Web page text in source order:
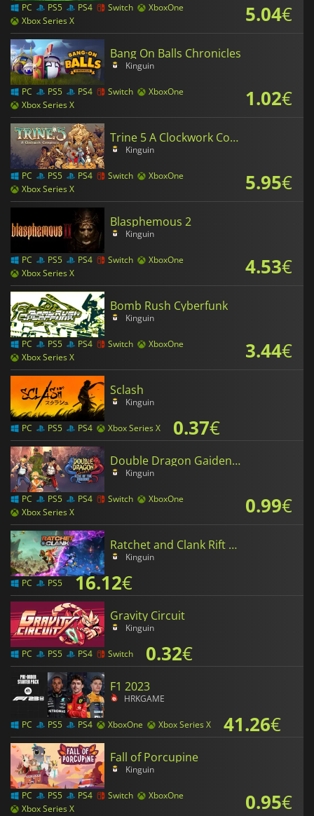
PC PS5 PS4 Switch
XboxOne
Xbox Series X
5.04€
Bang On Balls Chronicles
Kinguin
PC PS5 PS4 Switch
XboxOne
Xbox Series X
1.02€
Trine 5 A Clockwork Conspiracy
Kinguin
PC PS5 PS4 Switch
XboxOne
Xbox Series X
5.95€
Blasphemous 2
Kinguin
PC PS5 PS4 Switch
XboxOne
Xbox Series X
4.53€
Bomb Rush Cyberfunk
Kinguin
PC PS5 PS4 Switch
XboxOne
Xbox Series X
3.44€
Sclash
Kinguin
PC PS5 PS4 Xbox Series X 0.37€
Double Dragon Gaiden Rise Of The Dragons
Kinguin
PC PS5 PS4 Switch
XboxOne
Xbox Series X
0.99€
Ratchet and Clank Rift Apart
Kinguin
PC PS5 16.12€
Gravity Circuit
Kinguin
PC PS5 PS4 Switch 0.32€
F1 2023
HRKGAME
PC PS5 PS4 XboxOne Xbox Series X 41.26€
Fall of Porcupine
Kinguin
PC PS5 PS4 Switch
XboxOne
Xbox Series X
0.95€